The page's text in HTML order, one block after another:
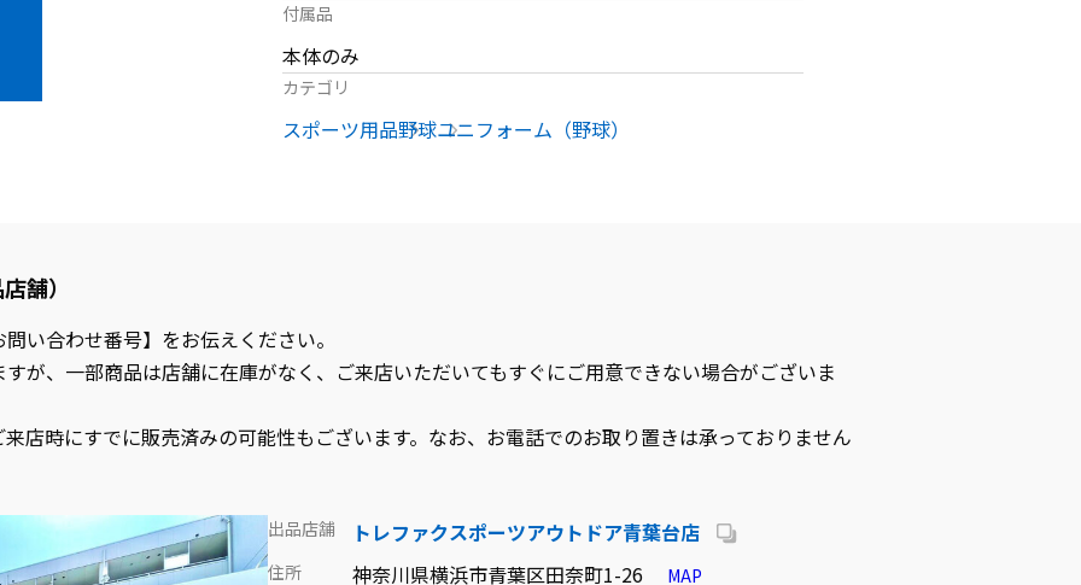
付属品
本体のみ
カテゴリ
スポーツ用品野球ユニフォーム（野球）
舗）
い合わせ番号】をお伝えください。
が、一部商品は店舗に在庫がなく、ご来店いただいてもすぐにご用意できない場合がございま
店時にすでに販売済みの可能性もございます。なお、お電話でのお取り置きは承っておりません
出品店舗 トレファクスポーツアウトドア青葉台店
住所 神奈川県横浜市青葉区田奈町1-26 MAP